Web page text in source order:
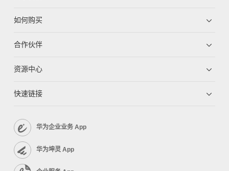
如何购买
合作伙伴
资源中心
快速链接
华为企业业务 App
华为坤灵 App